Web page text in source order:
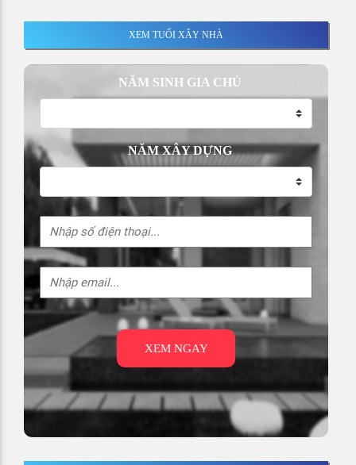
XEM TUỔI XÂY NHÀ
NĂM SINH GIA CHỦ
NĂM XÂY DỰNG
XEM NGAY